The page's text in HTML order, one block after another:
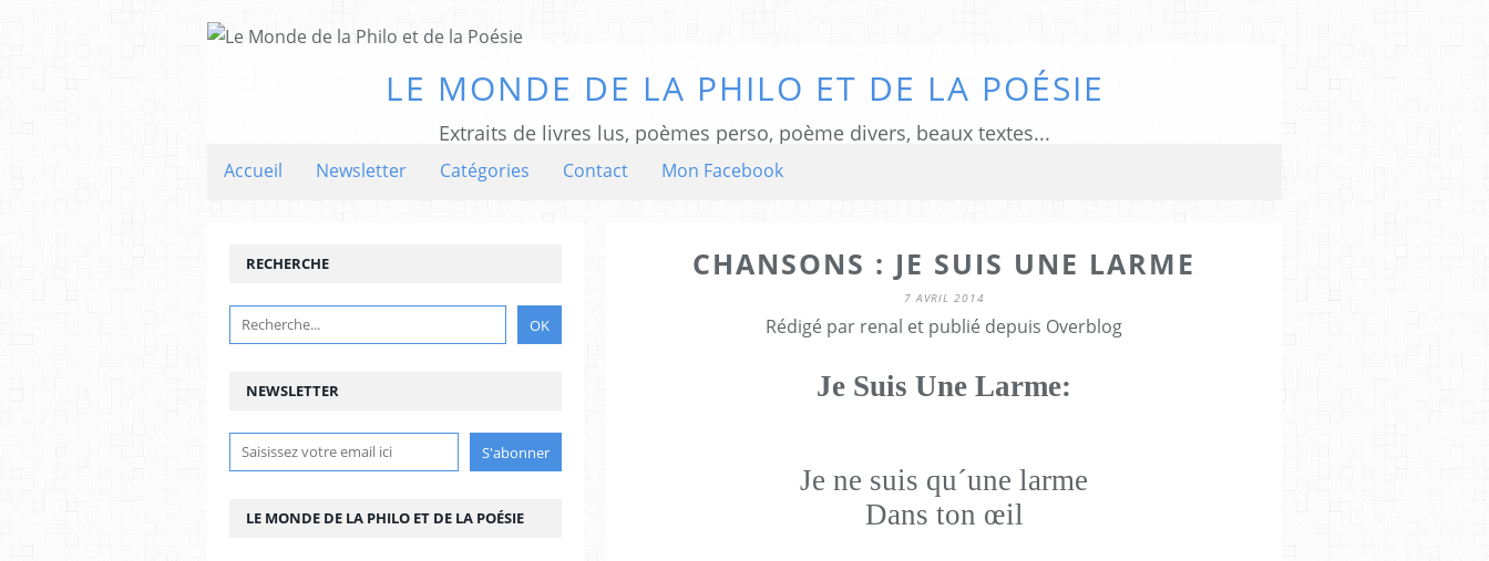
LE MONDE DE LA PHILO ET DE LA POÉSIE
Extraits de livres lus, poèmes perso, poème divers, beaux textes...
Accueil Newsletter Catégories Contact Mon Facebook
CHANSONS : JE SUIS UNE LARME
7 AVRIL 2014
Rédigé par renal et publié depuis Overblog
Je Suis Une Larme:
Je ne suis qu´une larme
Dans ton œil
NEWSLETTER
RECHERCHE
LE MONDE DE LA PHILO ET DE LA POÉSIE